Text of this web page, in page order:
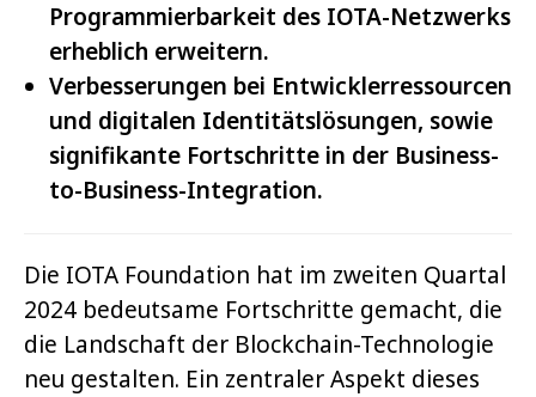
Programmierbarkeit des IOTA-Netzwerks
erheblich erweitern.
Verbesserungen bei Entwicklerressourcen
und digitalen Identitätslösungen, sowie
signifikante Fortschritte in der Business-
to-Business-Integration.
Die IOTA Foundation hat im zweiten Quartal
2024 bedeutsame Fortschritte gemacht, die
die Landschaft der Blockchain-Technologie
neu gestalten. Ein zentraler Aspekt dieses